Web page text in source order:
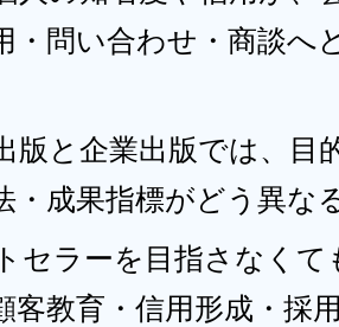
・問い合わせ・商談へ
版と企業出版では、目
・成果指標がどう異な
セラーを目指さなくて
客教育・信用形成・採